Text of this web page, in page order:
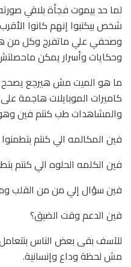
لما حد بيموت فجأة بلاقي
شخص بيكتبوا إنهم كانوا
وصحفي علي ماتفرج وكل من
وحكايات وأسرار يمكن
ما هو الميت مش هيرجع يصحح
كاميرات الموبايلات هاجمة
والمشاهدات طب كنتم فين
فين المكالمه الي كنتم بتطمنوا
فين الكلمه الحلوه الي كنتم
فين سؤال إلي من من القلب
فين الدعم وقت الضيق؟
للآسف بقى بعض الناس
مش لحظة وداع وإنسانية.